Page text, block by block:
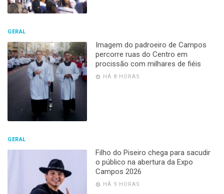
GERAL
Imagem do padroeiro de Campos
percorre ruas do Centro em
procissão com milhares de fiéis
HÁ 8 HORAS
GERAL
Filho do Piseiro chega para sacudir
o público na abertura da Expo
Campos 2026
HÁ 9 HORAS